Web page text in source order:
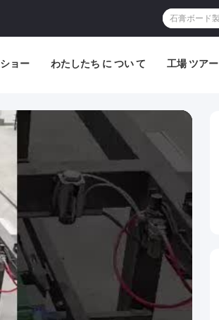
ョー わたしたち に つい て 工場 ツアー